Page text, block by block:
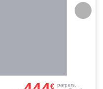
€ parpers.